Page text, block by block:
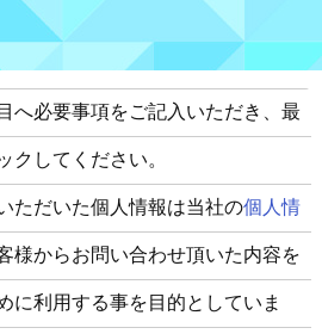
へ必要事項をご記入いただき、最
クしてください。
ただいた個人情報は当社の個人情
様からお問い合わせ頂いた内容を
に利用する事を目的としていま